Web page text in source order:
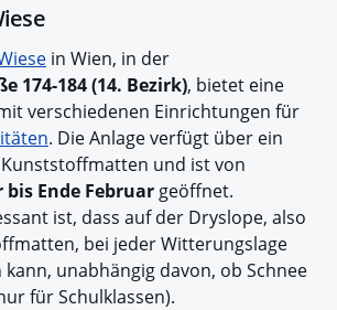
in Wien, in der
174-184 (14. Bezirk), bietet eine
verschiedenen Einrichtungen für
. Die Anlage verfügt über ein
und ist von
Ende Februar geöffnet.
ist, dass auf der Dryslope, also
bei jeder Witterungslage
unabhängig davon, ob Schnee
für Schulklassen).